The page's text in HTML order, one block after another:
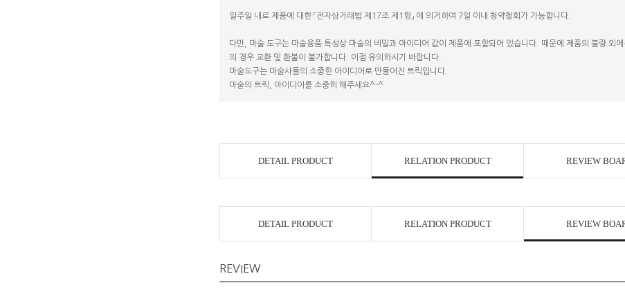
일주일 내로 제품에 대한 「전자상거래법 제17조 제1항」 에 의거하여 7일 이내 청약철회가 가능합니다.
다만, 마술 도구는 마술용품 특성상 마술의 비밀과 아이디어 값이 제품에 포함되어 있습니다. 때문에 제품의 불량 외
의 경우 교환 및 환불이 불가합니다. 이점 유의하시기 바랍니다.
마술도구는 마술사들의 소중한 아이디어로 만들어진 트릭입니다.
마술의 트릭, 아이디어를 소중히 해주세요^-^
DETAIL PRODUCT RELATION PRODUCT REVIEW
DETAIL PRODUCT RELATION PRODUCT REVIEW
REVIEW